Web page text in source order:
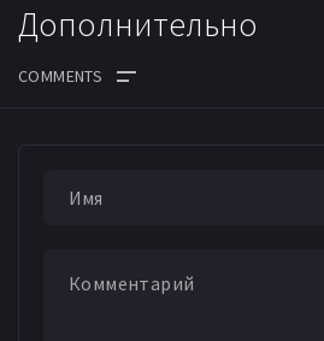
оплошность, и капсула с
– в его коллекции не может быть
команда лего-супергероев из
Зеленый Фонарь, Флэш и Киборг.
Дополнительно